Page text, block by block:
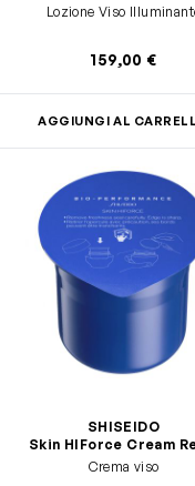
Lozione Viso
159,00 €
AGGIUNGI AL
SHISEIDO
Skin HIForce Cream
Crema viso